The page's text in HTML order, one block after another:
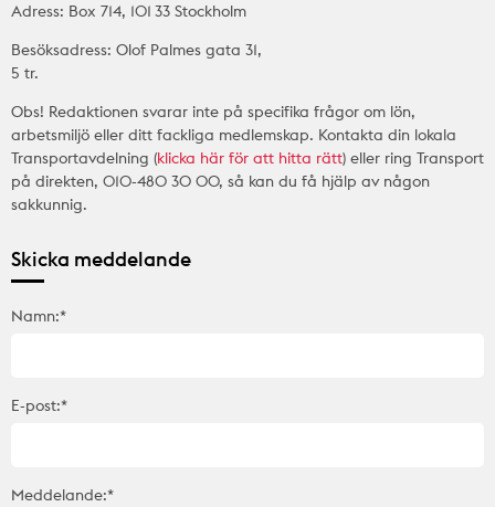
Adress: Box 714, 101 33 Stockholm
Besöksadress: Olof Palmes gata 31,
5 tr.
Obs! Redaktionen svarar inte på specifika frågor om lön,
arbetsmiljö eller ditt fackliga medlemskap. Kontakta din lokala
Transportavdelning (klicka här för att hitta rätt) eller ring Transport
på direkten, 010-480 30 00, så kan du få hjälp av någon
sakkunnig.
Skicka meddelande
Namn:*
E-post:*
Meddelande:*